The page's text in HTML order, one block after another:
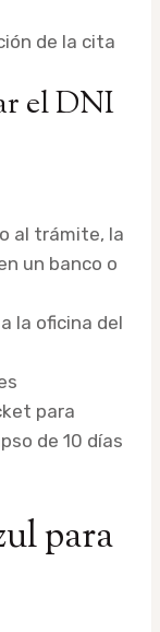
de la cita
el DNI
al trámite, la
un banco o
la oficina del
para
de 10 días
para